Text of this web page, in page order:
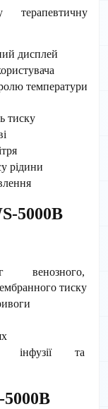
дисплей
температури
тиску
рідини
5000B
венозного,
тиску
інфузії та
5000B